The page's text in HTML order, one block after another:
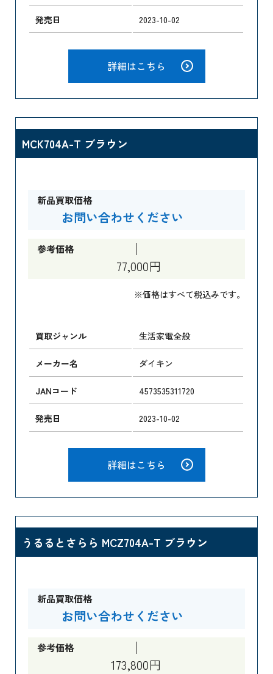
発売日 2023-10-02
詳細はこちら
MCK704A-T ブラウン
新品買取価格
お問い合わせください
参考価格
77,000円
※価格はすべて税込みです。
買取ジャンル 生活家電全般
メーカー名 ダイキン
JANコード 4573535311720
発売日 2023-10-02
詳細はこちら
うるるとさらら MCZ704A-T ブラウン
新品買取価格
お問い合わせください
参考価格
173,800円